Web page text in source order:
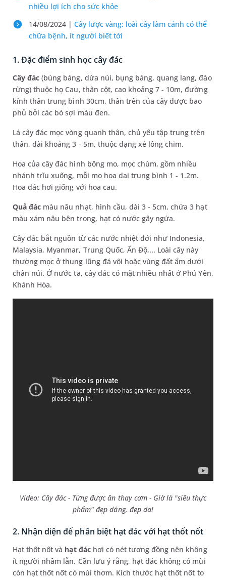
nhiều lợi ích cho sức khỏe
14/08/2024 | Cây lược vàng: loài cây làm cảnh có thể
chữa bệnh, ít người biết tới
1. Đặc điểm sinh học cây đác
Cây đác (búng báng, dừa núi, bụng báng, quang lang, đào
rừng) thuộc họ Cau, thân cột, cao khoảng 7 - 10m, đường
kính thân trung bình 30cm, thân trên của cây được bao
phủ bởi các bó sợi màu đen.
Lá cây đác mọc vòng quanh thân, chủ yếu tập trung trên
thân, dài khoảng 3 - 5m, thuộc dạng xẻ lông chim.
Hoa của cây đác hình bông mo, mọc chùm, gồm nhiều
nhánh trĩu xuống, mỗi mo hoa dai trung bình 1 - 1.2m.
Hoa đác hơi giống với hoa cau.
Quả đác màu nâu nhạt, hình cầu, dài 3 - 5cm, chứa 3 hạt
màu xám nâu bên trong, hạt có nước gây ngứa.
Cây đác bắt nguồn từ các nước nhiệt đới như Indonesia,
Malaysia, Myanmar, Trung Quốc, Ấn Độ,... Loài cây này
thường mọc ở thung lũng đá vôi hoặc vùng đất ẩm dưới
chân núi. Ở nước ta, cây đác có mặt nhiều nhất ở Phú Yên,
Khánh Hòa.
Video: Cây đác - Từng được ăn thay cơm - Giờ là "siêu thực
phẩm" đẹp dáng, đẹp da!
2. Nhận diện để phân biệt hạt đác với hạt thốt nốt
Hạt thốt nốt và hạt đác hơi có nét tương đồng nên không
ít người nhầm lẫn. Cần lưu ý rằng, hạt đác không có mùi
còn hạt thốt nốt có mùi thơm. Kích thước hạt thốt nốt to